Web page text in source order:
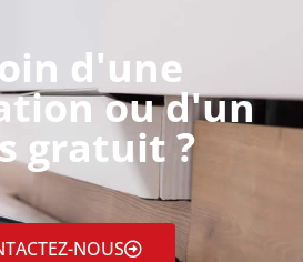
d'une
ou d'un
gratuit ?
NOUS